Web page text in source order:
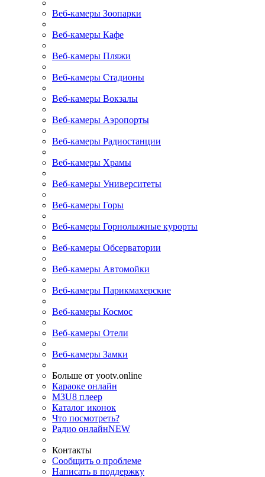
Веб-камеры Зоопарки
Веб-камеры Кафе
Веб-камеры Пляжи
Веб-камеры Стадионы
Веб-камеры Вокзалы
Веб-камеры Аэропорты
Веб-камеры Радиостанции
Веб-камеры Храмы
Веб-камеры Университеты
Веб-камеры Горы
Веб-камеры Горнолыжные курорты
Веб-камеры Обсерватории
Веб-камеры Автомойки
Веб-камеры Парикмахерские
Веб-камеры Космос
Веб-камеры Отели
Веб-камеры Замки
Больше от yootv.online
Караоке онлайн
M3U8 плеер
Каталог иконок
Что посмотреть?
Радио онлайнNEW
Контакты
Сообщить о проблеме
Написать в поддержку